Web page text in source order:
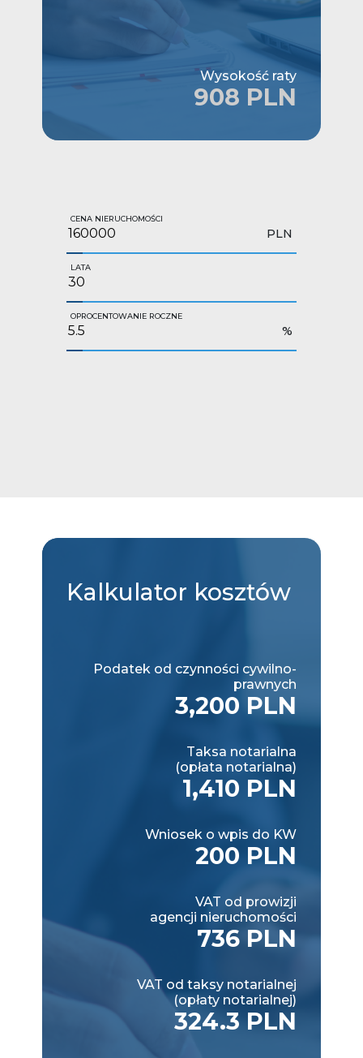
Wysokość raty
908 PLN
CENA NIERUCHOMOŚCI
PLN
LATA
OPROCENTOWANIE ROCZNE
%
Kalkulator kosztów
Podatek od czynności cywilno-
prawnych
3,200 PLN
Taksa notarialna
(opłata notarialna)
1,410 PLN
Wniosek o wpis do KW
200 PLN
VAT od prowizji
agencji nieruchomości
736 PLN
VAT od taksy notarialnej
(opłaty notarialnej)
324.3 PLN